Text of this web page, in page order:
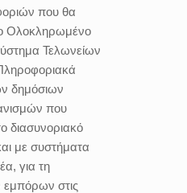
που θα
Ολοκληρωμένο
Τελωνείων
δημόσιων
που
διασυνοριακό
με συστήματα
για τη
εμπόρων στις